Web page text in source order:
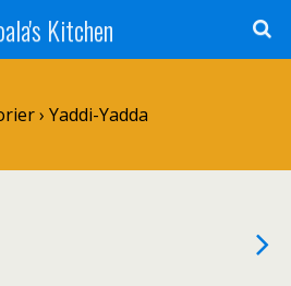
Kitchen
› Yaddi-Yadda